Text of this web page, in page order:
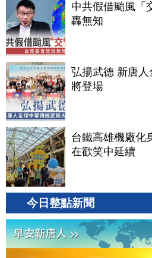
中共假借颱風「
轟無知
弘揚武德 新唐
將登場
台鐵高雄機廠化
在歡笑中延續
今日整點新聞